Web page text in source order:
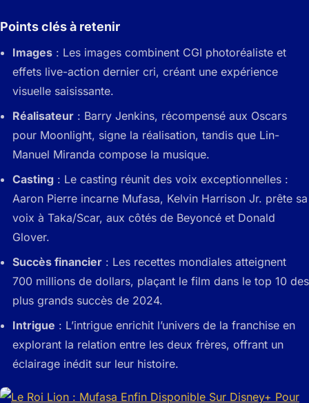
Points clés à retenir
Images : Les images combinent CGI photoréaliste et
effets live-action dernier cri, créant une expérience
visuelle saisissante.
Réalisateur : Barry Jenkins, récompensé aux Oscars
pour Moonlight, signe la réalisation, tandis que Lin-
Manuel Miranda compose la musique.
Casting : Le casting réunit des voix exceptionnelles :
Aaron Pierre incarne Mufasa, Kelvin Harrison Jr. prête sa
voix à Taka/Scar, aux côtés de Beyoncé et Donald
Glover.
Succès financier : Les recettes mondiales atteignent
700 millions de dollars, plaçant le film dans le top 10 des
plus grands succès de 2024.
Intrigue : L’intrigue enrichit l’univers de la franchise en
explorant la relation entre les deux frères, offrant un
éclairage inédit sur leur histoire.